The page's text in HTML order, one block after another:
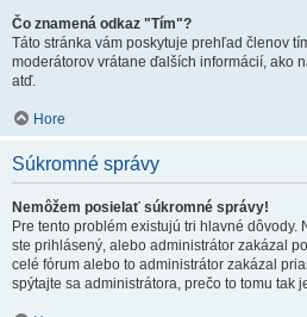
Čo znamená odkaz "Tím"?
Táto stránka vám poskytuje prehľad členov
moderátorov vrátane ďalších informácií, ako
atď.
Hore
Súkromné správy
Nemôžem posielať súkromné správy!
Pre tento problém existujú tri hlavné dôvody.
ste prihlásený, alebo administrátor zakázal
celé fórum alebo to administrátor zakázal
spýtajte sa administrátora, prečo to tomu tak